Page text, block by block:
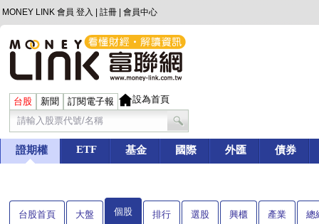
MONEY LINK 會員 登入 註冊 會員中心
台股 新聞 訂閱電子報 設為首頁
證期權 ETF 基金 國際 外匯 債券
台股首頁 大盤 個股 排行 選股 興櫃 產業 總